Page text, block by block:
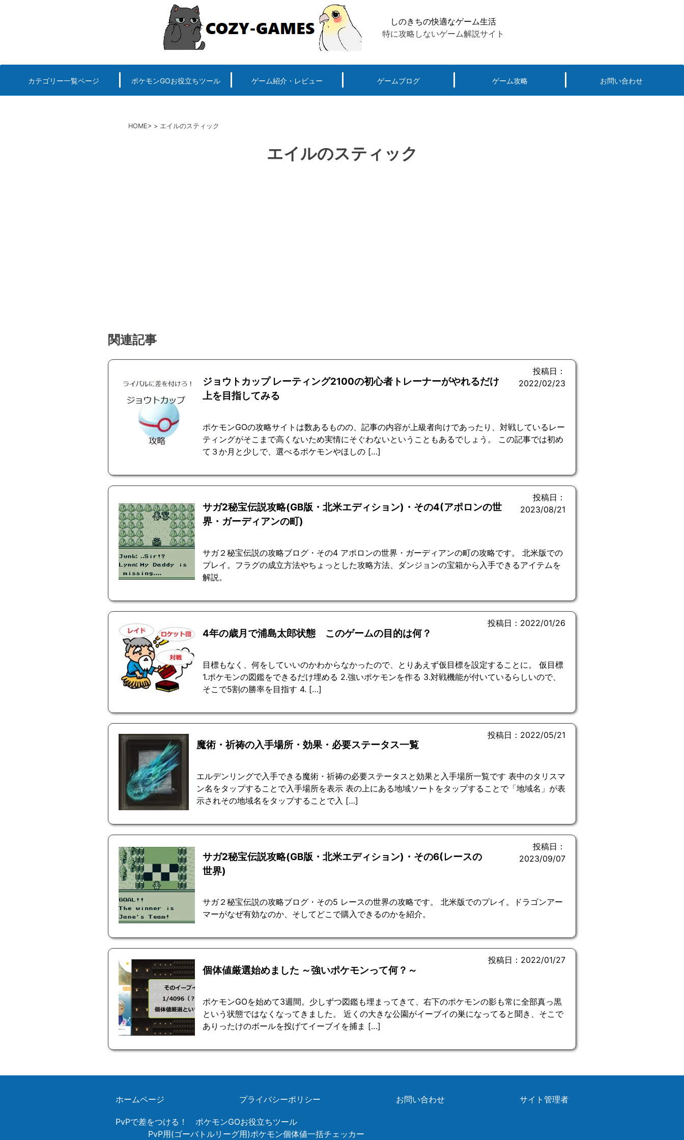
へ
しのきちの快適なゲーム生活
特に攻略しないゲーム解説サイト
カテゴリー一覧ページ ポケモンGOお役立ちツール ゲーム紹介・レビュー ゲームブログ ゲーム攻略 お問い合わせ
HOME エイルのスティック
エイルのスティック
関連記事
ジョウトカップ レーティング2100の初心者トレーナーがやれるだけ
上を目指してみる
投稿日：
2022/02/23
ポケモンGOの攻略サイトは数あるものの、記事の内容が上級者向けであったり、対戦しているレー
ティングがそこまで高くないため実情にそぐわないということもあるでしょう。 この記事では初め
て３か月と少しで、選べるポケモンやほしの […]
サガ2秘宝伝説攻略(GB版・北米エディション)・その4(アポロンの世
界・ガーディアンの町)
投稿日：
2023/08/21
サガ２秘宝伝説の攻略ブログ・その4 アポロンの世界・ガーディアンの町の攻略です。 北米版での
プレイ。フラグの成立方法やちょっとした攻略方法、ダンジョンの宝箱から入手できるアイテムを
解説。
4年の歳月で浦島太郎状態 このゲームの目的は何？
投稿日：2022/01/26
目標もなく、何をしていいのかわからなかったので、とりあえず仮目標を設定することに。 仮目標
1.ポケモンの図鑑をできるだけ埋める 2.強いポケモンを作る 3.対戦機能が付いているらしいので、
そこで5割の勝率を目指す 4. […]
魔術・祈祷の入手場所・効果・必要ステータス一覧
投稿日：2022/05/21
エルデンリングで入手できる魔術・祈祷の必要ステータスと効果と入手場所一覧です 表中のタリスマ
ン名をタップすることで入手場所を表示 表の上にある地域ソートをタップすることで「地域名」が表
示されその地域名をタップすることで入 […]
サガ2秘宝伝説攻略(GB版・北米エディション)・その6(レースの
世界)
投稿日：
2023/09/07
サガ２秘宝伝説の攻略ブログ・その5 レースの世界の攻略です。 北米版でのプレイ。ドラゴンアー
マーがなぜ有効なのか、そしてどこで購入できるのかを紹介。
個体値厳選始めました ～強いポケモンって何？～
投稿日：2022/01/27
ポケモンGOを始めて3週間。少しずつ図鑑も埋まってきて、右下のポケモンの影も常に全部真っ黒
という状態ではなくなってきました。 近くの大きな公園がイーブイの巣になってると聞き、そこで
ありったけのボールを投げてイーブイを捕ま […]
ホームページ プライバシーポリシー お問い合わせ サイト管理者
PvPで差をつける！ ポケモンGOお役立ちツール
PvP用(ゴーバトルリーグ用)ポケモン個体値一括チェッカー